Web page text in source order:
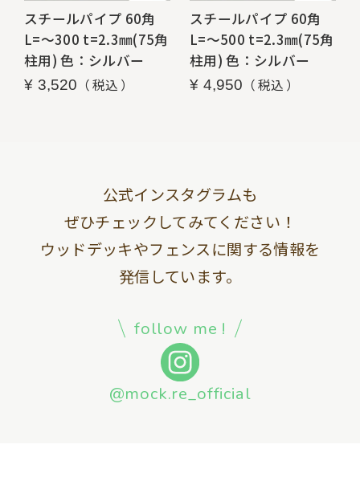
スチールパイプ 60角
L=～300 t=2.3㎜(75角
柱用) 色：シルバー
¥ 3,520 税込
スチールパイプ 60角
L=～500 t=2.3㎜(75角
柱用) 色：シルバー
¥ 4,950 税込
公式インスタグラムも
ぜひチェックしてみてください！
ウッドデッキやフェンスに関する情報を
発信しています。
follow me !
@mock.re_official